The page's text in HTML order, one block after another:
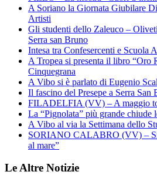
A Soriano la Giornata Giubilare
Artisti
Gli studenti dello Zaleuco –
Serra san Bruno
Intesa tra Confesercenti e Scuola
A Tropea si presenta il libro “Oro
Cinquegrana
A Vibo si è parlato di Eugenio
Il fascino del Presepe a Serra San
FILADELFIA (VV) – A maggio
La “Pignolata” più grande chiude
A Vibo al via la Settimana dello
SORIANO CALABRO (VV) – Si
al mare”
Le Altre Notizie